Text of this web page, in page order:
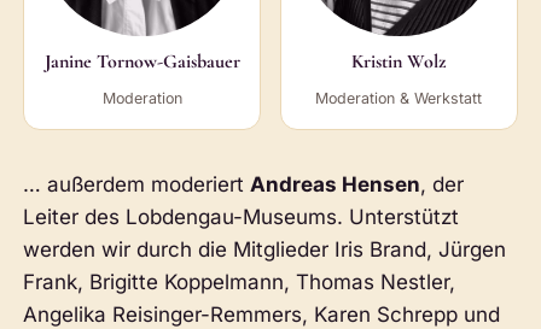
Janine Tornow-Gaisbauer
Moderation
Kristin Wolz
Moderation & Werkstatt
… außerdem moderiertAndreas Hensen, der
Leiter des Lobdengau-Museums. Unterstützt
werden wir durch die Mitglieder Iris Brand, Jürgen
Frank, Brigitte Koppelmann, Thomas Nestler,
Angelika Reisinger-Remmers, Karen Schrepp und